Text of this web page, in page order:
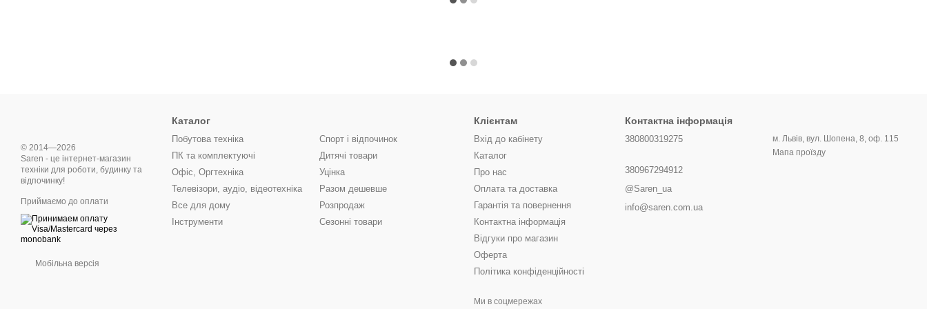
© 2014—2026
Saren - це інтернет-магазин
техніки для роботи, будинку та
відпочинку!
Приймаємо до оплати
Мобільна версія
Каталог
Побутова техніка
ПК та комплектуючі
Офіс, Оргтехніка
Телевізори, аудіо, відеотехніка
Все для дому
Інструменти
Спорт і відпочинок
Дитячі товари
Уцінка
Разом дешевше
Розпродаж
Сезонні товари
Клієнтам
Вхід до кабінету
Каталог
Про нас
Оплата та доставка
Гарантія та повернення
Контактна інформація
Відгуки про магазин
Оферта
Політика конфіденційності
Ми в соцмережах
Контактна інформація
380800319275
380967294912
@Saren_ua
info@saren.com.ua
м. Львів, вул. Шопена, 8, оф. 115
Мапа проїзду